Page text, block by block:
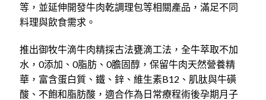
等，並延伸開發牛肉乾調理包等相關產品，滿足不同
料理與飲食需求。
推出御牧牛滴牛肉精採古法甕滴工法，全牛萃取不加
水，0添加、0脂肪、0膽固醇，保留牛肉天然營養精
華，富含蛋白質、鐵、鋅、維生素B12、肌肽與牛磺
酸、不飽和脂肪酸，適合作為日常療程術後孕期月子